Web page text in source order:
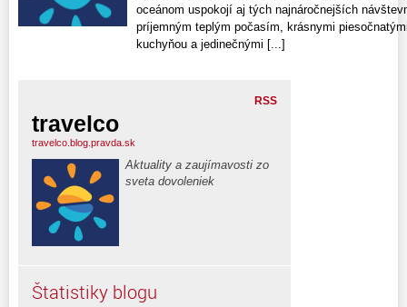
oceánom uspokojí aj tých najnáročnejších
príjemným teplým počasím, krásnymi
kuchyňou a jedinečnými [...]
RSS
travelco
travelco.blog.pravda.sk
Aktuality a zaujímavosti zo
sveta dovoleniek
Štatistiky blogu